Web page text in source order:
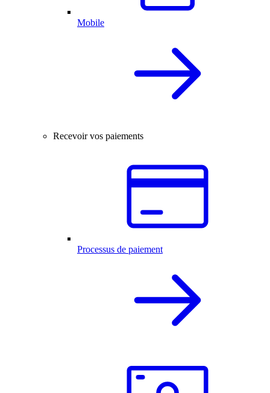
Mobile
Recevoir vos paiements
Processus de paiement